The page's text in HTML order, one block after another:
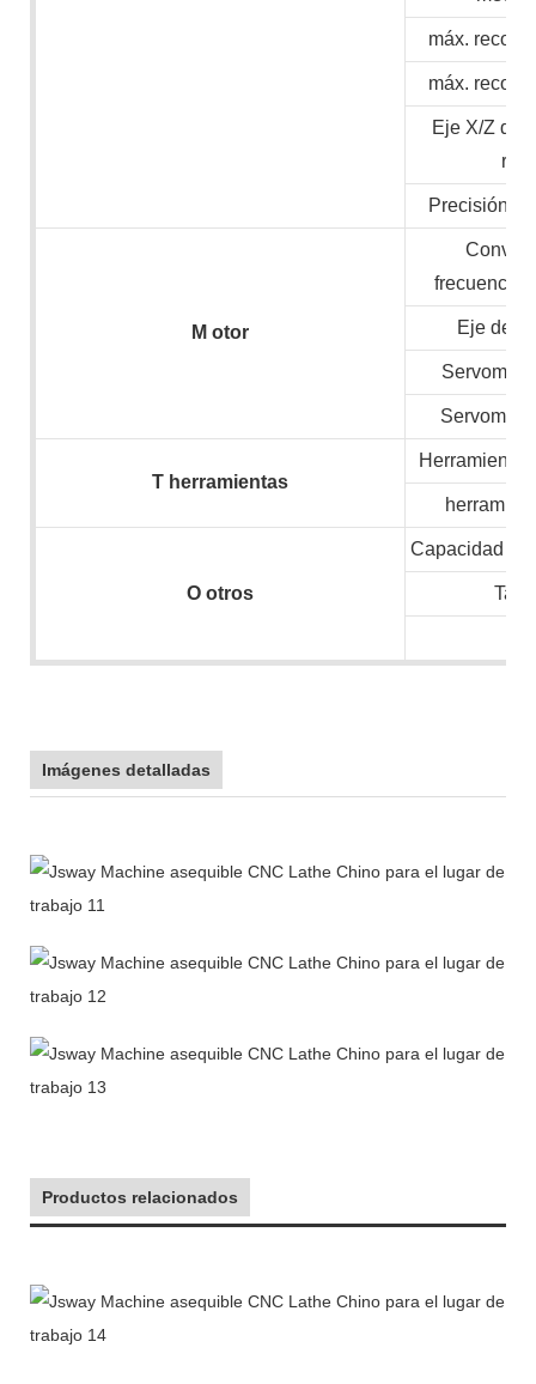
máx.
máx.
Eje X/Z de
Precisión
M otor
frecuencia/
Eje de
T herramientas
O otros
Capacidad
Imágenes detalladas
Productos relacionados